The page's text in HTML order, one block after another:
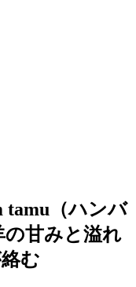
tamu（ハンバ
の甘みと溢れ
む